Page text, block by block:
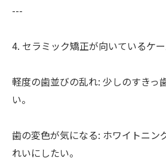
---
4. セラミック矯正が向いているケ
軽度の歯並びの乱れ: 少しのすきっ
い。
歯の変色が気になる: ホワイトニン
れいにしたい。